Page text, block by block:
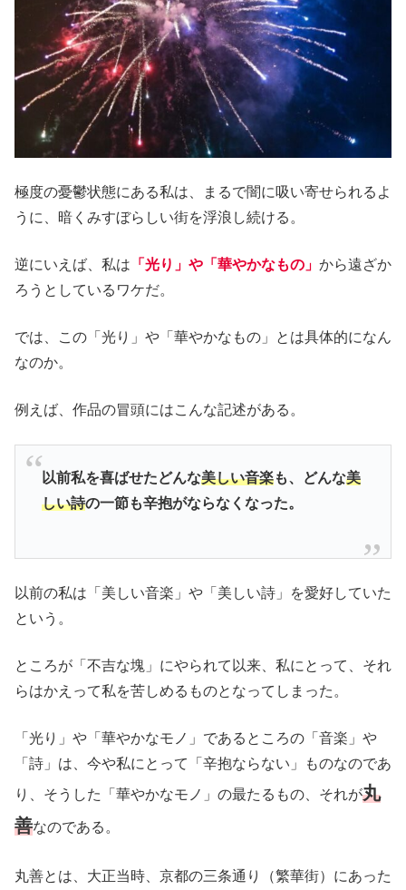
極度の憂鬱状態にある私は、まるで闇に吸い寄せられるよ
うに、暗くみすぼらしい街を浮浪し続ける。
逆にいえば、私は 「光り」や「華やかなもの」 から遠ざか
ろうとしているワケだ。
では、この「光り」や「華やかなもの」とは具体的になん
なのか。
例えば、作品の冒頭にはこんな記述がある。
以前私を喜ばせたどんな美しい音楽も、どんな美
しい詩の一節も辛抱がならなくなった。
以前の私は「美しい音楽」や「美しい詩」を愛好していた
という。
ところが「不吉な塊」にやられて以来、私にとって、それ
らはかえって私を苦しめるものとなってしまった。
「光り」や「華やかなモノ」であるところの「音楽」や
「詩」は、今や私にとって「辛抱ならない」ものなのであ
り、そうした「華やかなモノ」の最たるもの、それが丸
善なのである。
丸善とは、大正当時、京都の三条通り（繁華街）にあった